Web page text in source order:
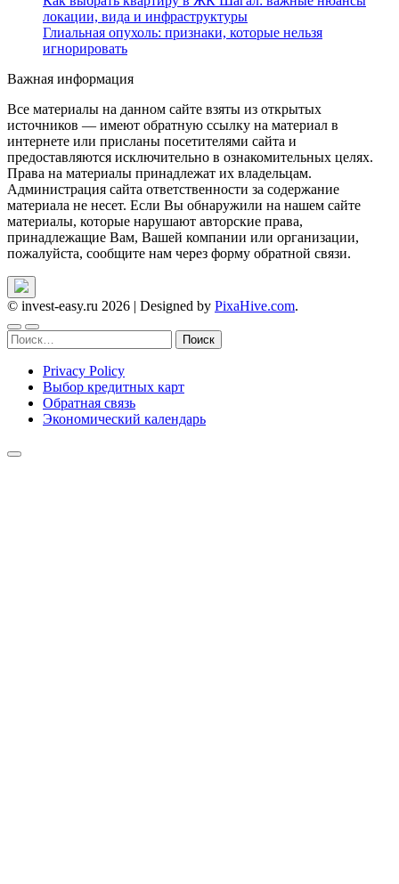
локации, вида и инфраструктуры
Глиальная опухоль: признаки, которые нельзя
игнорировать
Важная информация
Все материалы на данном сайте взяты из открытых
источников — имеют обратную ссылку на материал в
интернете или присланы посетителями сайта и
предоставляются исключительно в ознакомительных целях.
Права на материалы принадлежат их владельцам.
Администрация сайта ответственности за содержание
материала не несет. Если Вы обнаружили на нашем сайте
материалы, которые нарушают авторские права,
принадлежащие Вам, Вашей компании или организации,
пожалуйста, сообщите нам через форму обратной связи.
© invest-easy.ru 2026 | Designed by PixaHive.com.
Найти:
Privacy Policy
Выбор кредитных карт
Обратная связь
Экономический календарь